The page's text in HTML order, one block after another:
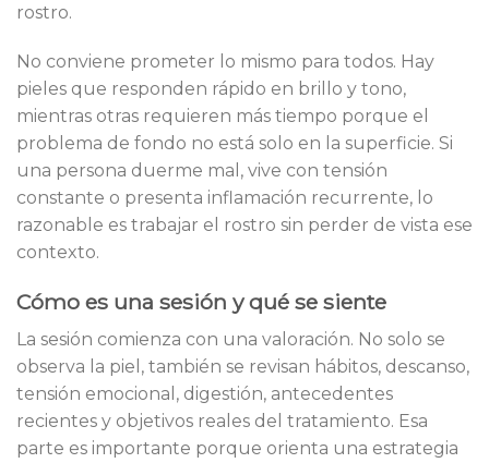
rostro.
No conviene prometer lo mismo para todos. Hay
pieles que responden rápido en brillo y tono,
mientras otras requieren más tiempo porque el
problema de fondo no está solo en la superficie. Si
una persona duerme mal, vive con tensión
constante o presenta inflamación recurrente, lo
razonable es trabajar el rostro sin perder de vista ese
contexto.
Cómo es una sesión y qué se siente
La sesión comienza con una valoración. No solo se
observa la piel, también se revisan hábitos, descanso,
tensión emocional, digestión, antecedentes
recientes y objetivos reales del tratamiento. Esa
parte es importante porque orienta una estrategia